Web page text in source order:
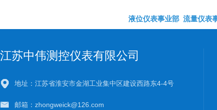
液位仪表事业部 流量仪表
江苏中伟测控仪表有限公司
地址：江苏省淮安市金湖工业集中区建设西路东4-4号
邮箱：zhongweick@126.com